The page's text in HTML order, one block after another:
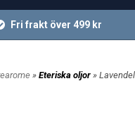
Fri frakt över 499 kr
» Eteriska oljor »